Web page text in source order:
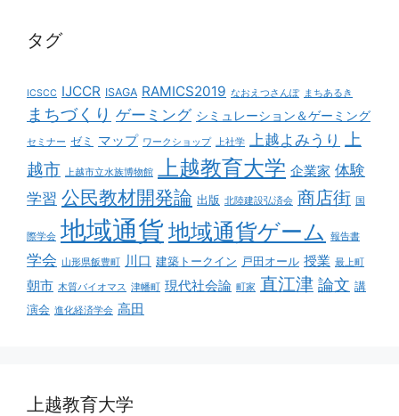
タグ
ICSCC IJCCR ISAGA RAMICS2019 なおえつさんぽ まちあるき
まちづくり ゲーミング シミュレーション＆ゲーミング
セミナー ゼミ マップ ワークショップ 上社学 上越よみうり
上
越市
上越市立水族博物館 上越教育大学 企業家 体験
学習 公民教材開発論 出版 北陸建設弘済会 商店街 国
際学会 地域通貨地域通貨ゲーム 報告書
学会 山形県飯豊町 川口 建築トークイン 戸田オール 授業 最上町
朝市 木質バイオマス 津幡町 現代社会論 町家 直江津 論文 講
演会 進化経済学会 高田
上越教育大学